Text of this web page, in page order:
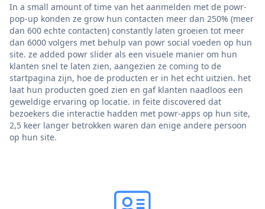
In a small amount of time van het aanmelden met de powr-
pop-up konden ze grow hun contacten meer dan 250% (meer
dan 600 echte contacten) constantly laten groeien tot meer
dan 6000 volgers met behulp van powr social voeden op hun
site. ze added powr slider als een visuele manier om hun
klanten snel te laten zien, aangezien ze coming to de
startpagina zijn, hoe de producten er in het echt uitzien. het
laat hun producten goed zien en gaf klanten naadloos een
geweldige ervaring op locatie. in feite discovered dat
bezoekers die interactie hadden met powr-apps op hun site,
2,5 keer langer betrokken waren dan enige andere persoon
op hun site.